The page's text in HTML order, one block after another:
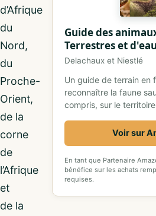
d’Afrique
du
Nord,
du
Proche-
Orient,
de la
corne
de
l’Afrique
et
de la
Guide des
Terrestres et
Delachaux et Niestlé
Un guide de terrain en
reconnaître la faune
compris, sur le
Voir sur
En tant que Partenaire
bénéfice sur les achats
requises.